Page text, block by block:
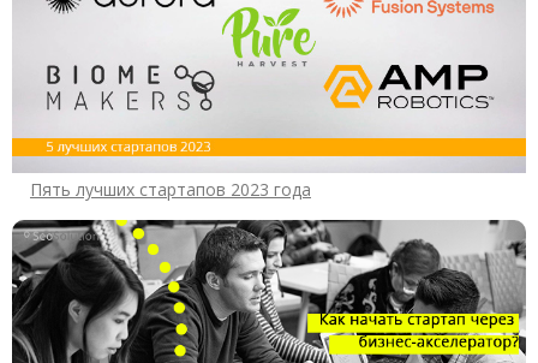
Пять лучших стартапов 2023 года